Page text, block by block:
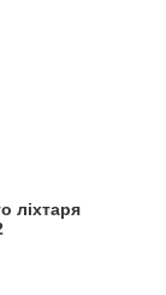
ліхтаря